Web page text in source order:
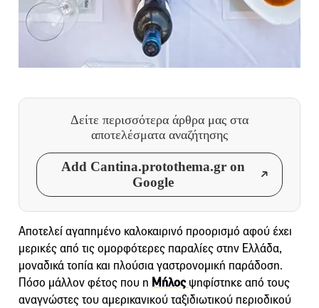
Δείτε περισσότερα άρθρα μας στα
αποτελέσματα αναζήτησης
Add Cantina.protothema.gr on
Google
Αποτελεί αγαπημένο καλοκαιρινό προορισμό αφού έχει
μερικές από τις ομορφότερες παραλίες στην Ελλάδα,
μοναδικά τοπία και πλούσια γαστρονομική παράδοση.
Πόσο μάλλον φέτος που η Μήλος ψηφίστηκε από τους
αναγνώστες του αμερικανικού ταξιδιωτικού περιοδικού